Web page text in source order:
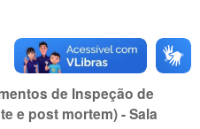
de Inspeção de
e post mortem) - Sala